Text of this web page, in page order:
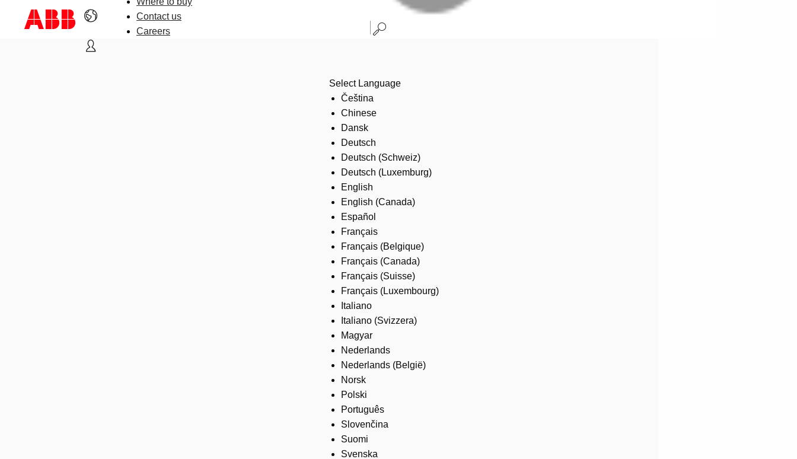
Contact us
Careers
Select Language
Čeština
Chinese
Dansk
Deutsch
Deutsch (Schweiz)
Deutsch (Luxemburg)
English
English (Canada)
Español
Français
Français (Belgique)
Français (Canada)
Français (Suisse)
Français (Luxembourg)
Italiano
Italiano (Svizzera)
Magyar
Nederlands
Nederlands (België)
Norsk
Polski
Português
Slovenčina
Suomi
Svenska